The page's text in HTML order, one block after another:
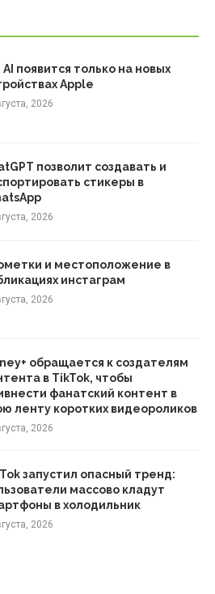
AI появится только на новых
Apple
2026
позволит создавать и
стикеры в
2026
и местоположение в
инстаграм
2026
обращается к создателям
в TikTok, чтобы
фанатский контент в
ленту коротких видеороликов
2026
запустил опасный тренд:
массово кладут
в холодильник
2026